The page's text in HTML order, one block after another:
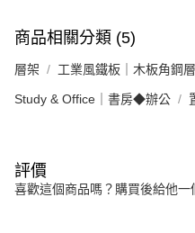
商品相關分類 (5)
層架 工業風鐵板｜木板角鋼
Study & Office｜書房◆辦公
評價
喜歡這個商品嗎？購買後給他一